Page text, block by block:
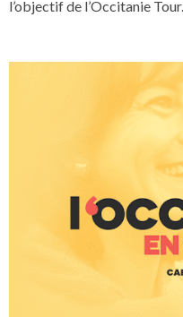
l’objectif de l’Occitanie Tour.